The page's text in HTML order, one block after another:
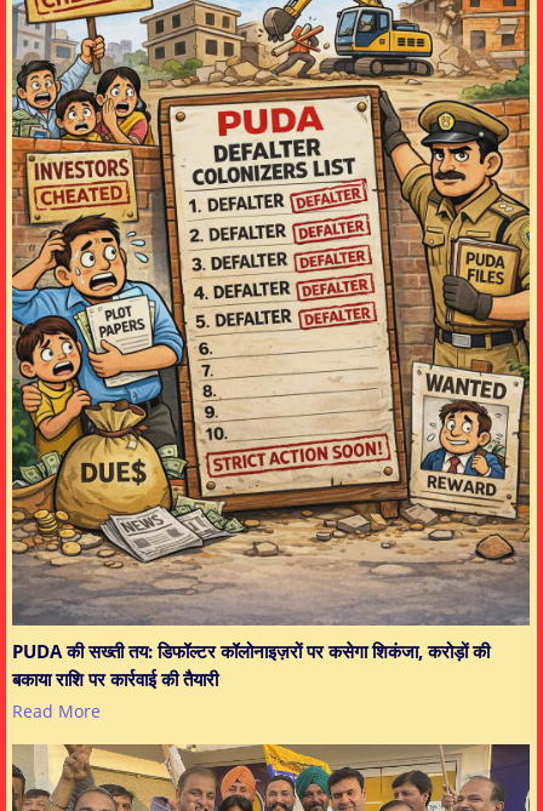
PUDA की सख्ती तय: डिफॉल्टर कॉलोनाइज़रों पर कसेगा शिकंजा, करोड़ों की
बकाया राशि पर कार्रवाई की तैयारी
Read More